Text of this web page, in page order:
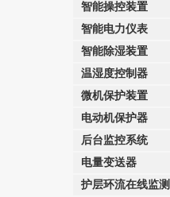
智能操控装置
智能电力仪表
智能除湿装置
温湿度控制器
微机保护装置
电动机保护器
后台监控系统
电量变送器
护层环流在线监测